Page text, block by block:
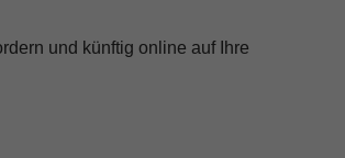
und künftig online auf Ihre